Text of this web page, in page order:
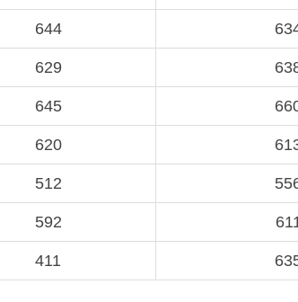
644
629
645
620
512
592
411